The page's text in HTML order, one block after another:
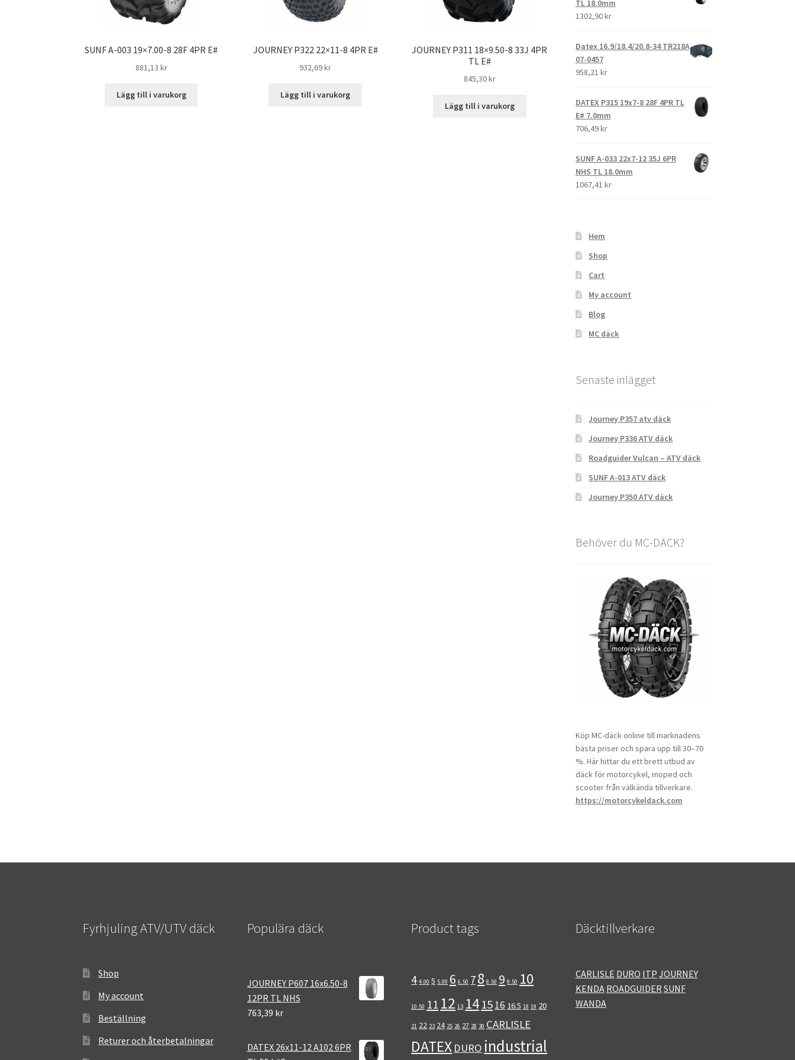
SUNF A-003 19×7.00-8 28F 4PR E#
881,13 kr
Lägg till i varukorg
JOURNEY P322 22×11-8 4PR E#
932,69 kr
Lägg till i varukorg
JOURNEY P311 18×9.50-8 33J 4PR
TL E#
845,30 kr
Lägg till i varukorg
TL 18.0mm
1302,90 kr
Datex 16.9/18.4/20.8-34 TR218A
07-0457
958,21 kr
DATEX P315 19x7-8 28F 4PR TL
E# 7.0mm
706,49 kr
SUNF A-033 22x7-12 35J 6PR
NHS TL 18.0mm
1067,41 kr
Hem
Shop
Cart
My account
Blog
MC däck
Senaste inlägget
Journey P357 atv däck
Journey P336 ATV däck
Roadguider Vulcan – ATV däck
SUNF A-013 ATV däck
Journey P350 ATV däck
Behöver du MC-DÄCK?
Köp MC-däck online till marknadens
bästa priser och spara upp till 30–70
%. Här hittar du ett brett utbud av
däck för motorcykel, moped och
scooter från välkända tillverkare.
https://motorcykeldack.com
Fyrhjuling ATV/UTV däck
Shop
My account
Beställning
Returer och återbetalningar
Populära däck
JOURNEY P607 16x6.50-8
12PR TL NHS
763,39 kr
DATEX 26x11-12 A102 6PR
Product tags
4 4.00 5 5.00 6 6.50 78 8.50 9 9.50 10
10.50 11 12 13 141516 16.5 18 19 20
21 22 23 24 25 26 27 28 30 CARLISLE
DATEX DURO industrial
Däcktillverkare
CARLISLE DURO ITP JOURNEY
KENDA ROADGUIDER SUNF
WANDA